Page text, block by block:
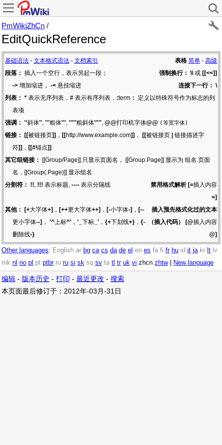
PmWikiZhCn /
EditQuickReference
基础语法 - 文本格式语法 - 文档索引 表格 简单 - 高级
段落： 插入一个空行，表示另起一段； 强制换行： \\或 [[<<]]
-> 增加缩进， -< 悬挂缩进 连接下一行： \
列表： * 表示无序列表， # 表示有序列表， :term ： 定义以特殊符号作为标志的列
表项
强调： ''斜体'', '''粗体''', '''''粗斜体''''', @@打印机字体@@ (等宽字体)
链接： [[被链接页]] ， [[http://www.example.com]] ， [[被链接页
链接描述字
符]] ， [[#锚点]]
其它组链接： [[Group/Page]] 只显示页面名， [[Group.Page]] 显示为 组名.页面
名，[[Group(.Page)]] 显示组名
分割符： !!, !!! 表示标题, ---- 表示分隔线 禁用格式解析 [=插入内容
=]
其他：
[+大字体+] ， [++更大字体++] ， [-小字体-] ， [--
更小字体--] ， '^上标^' ， '_ 下标 _' ， {+下划线+} ， {-
删除线-}
插入预先格式化过的文本
（插入代码）
[@插入内容
@]
Other languages: English ar bg ca cs da de el eo es fa fi fr hu id it ja kr lt lv
mk nl no pl pt ptbr ro ru si sk sq sv ta tl tr uk vi zhcn zhtw| New language
编辑 - 版本历史 - 打印 - 最近更改 - 搜索
本页面最后修订于：2012年-03月-31日